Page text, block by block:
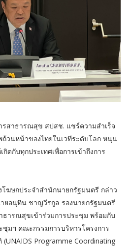
สาธารณสุข สปสช. แชร์ความสำเร็จ
วนหน้าของไทยในเวทีระดับโลก หนุน
ดกับทุกประเทศเพื่อการเข้าถึงการ
ฆษกประจำสำนักนายกรัฐมนตรี กล่าว
ายอนุทิน ชาญวีรกูล รองนายกรัฐมนตรี
ารณสุขเข้าร่วมการประชุม พร้อมกับ
มฯ คณะกรรมการบริหารโครงการ
Programme Coordinating